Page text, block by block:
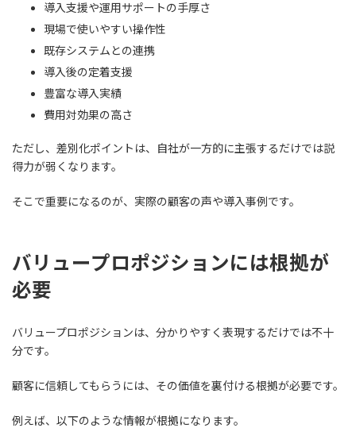
導入支援や運用サポートの手厚さ
現場で使いやすい操作性
既存システムとの連携
導入後の定着支援
豊富な導入実績
費用対効果の高さ
ただし、差別化ポイントは、自社が一方的に主張するだけでは説
得力が弱くなります。
そこで重要になるのが、実際の顧客の声や導入事例です。
バリュープロポジションには根拠が
必要
バリュープロポジションは、分かりやすく表現するだけでは不十
分です。
顧客に信頼してもらうには、その価値を裏付ける根拠が必要です。
例えば、以下のような情報が根拠になります。